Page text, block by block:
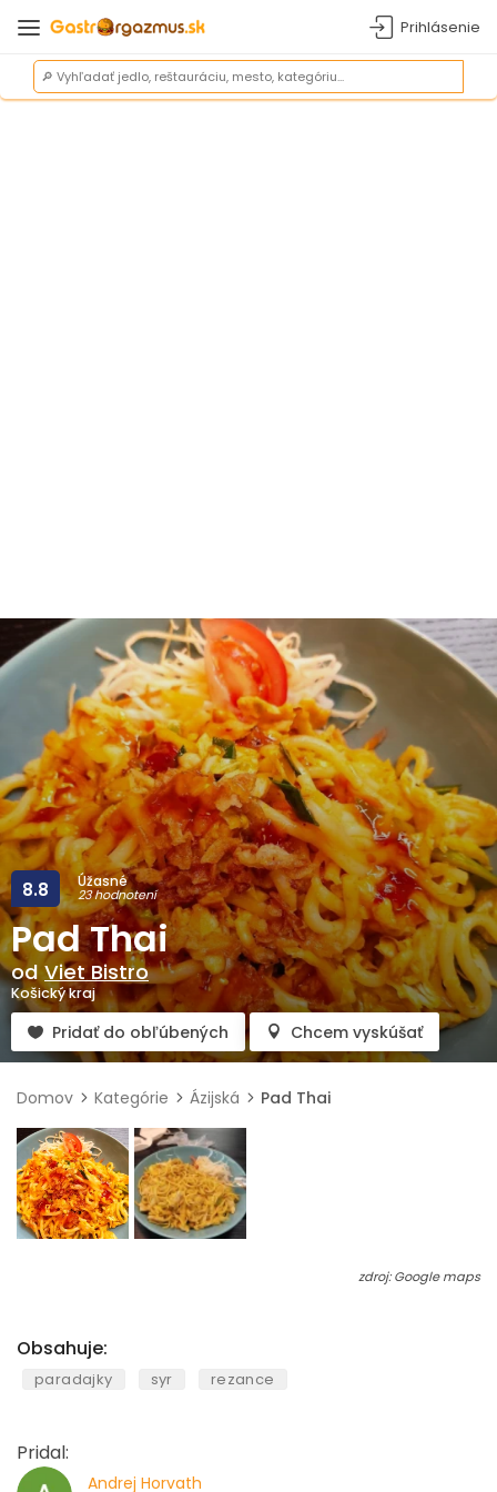
Prihlásenie
Úžasné
23 hodnotení
8.8
Pad Thai
od Viet Bistro
Košický kraj
Pridať do obľúbených Chcem vyskúšať
Domov Kategórie Ázijská Pad Thai
zdroj: Google maps
Obsahuje:
paradajky syr rezance
Pridal:
Andrej Horvath